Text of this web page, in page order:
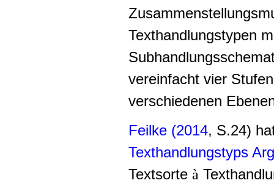
Texthandlungstypen
vereinfacht vier
verschiedenen
Feilke (2014, S.24)
Texthandlungstyps
Textsorte à